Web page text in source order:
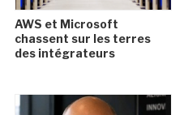
AWS et Microsoft
chassent sur les terres
des intégrateurs